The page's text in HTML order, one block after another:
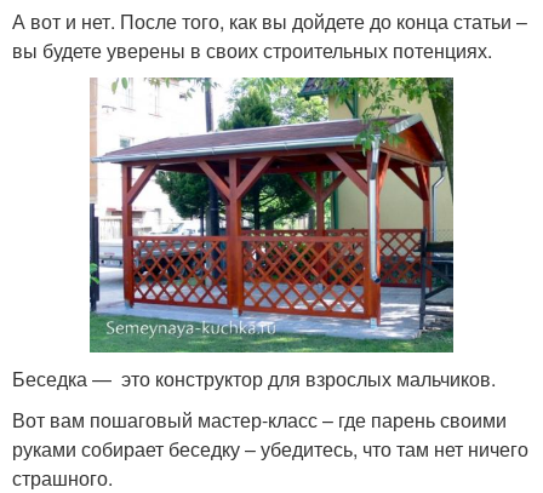
А вот и нет. После того, как вы дойдете до конца статьи –
вы будете уверены в своих строительных потенциях.
Беседка — это конструктор для взрослых мальчиков.
Вот вам пошаговый мастер-класс – где парень своими
руками собирает беседку – убедитесь, что там нет ничего
страшного.